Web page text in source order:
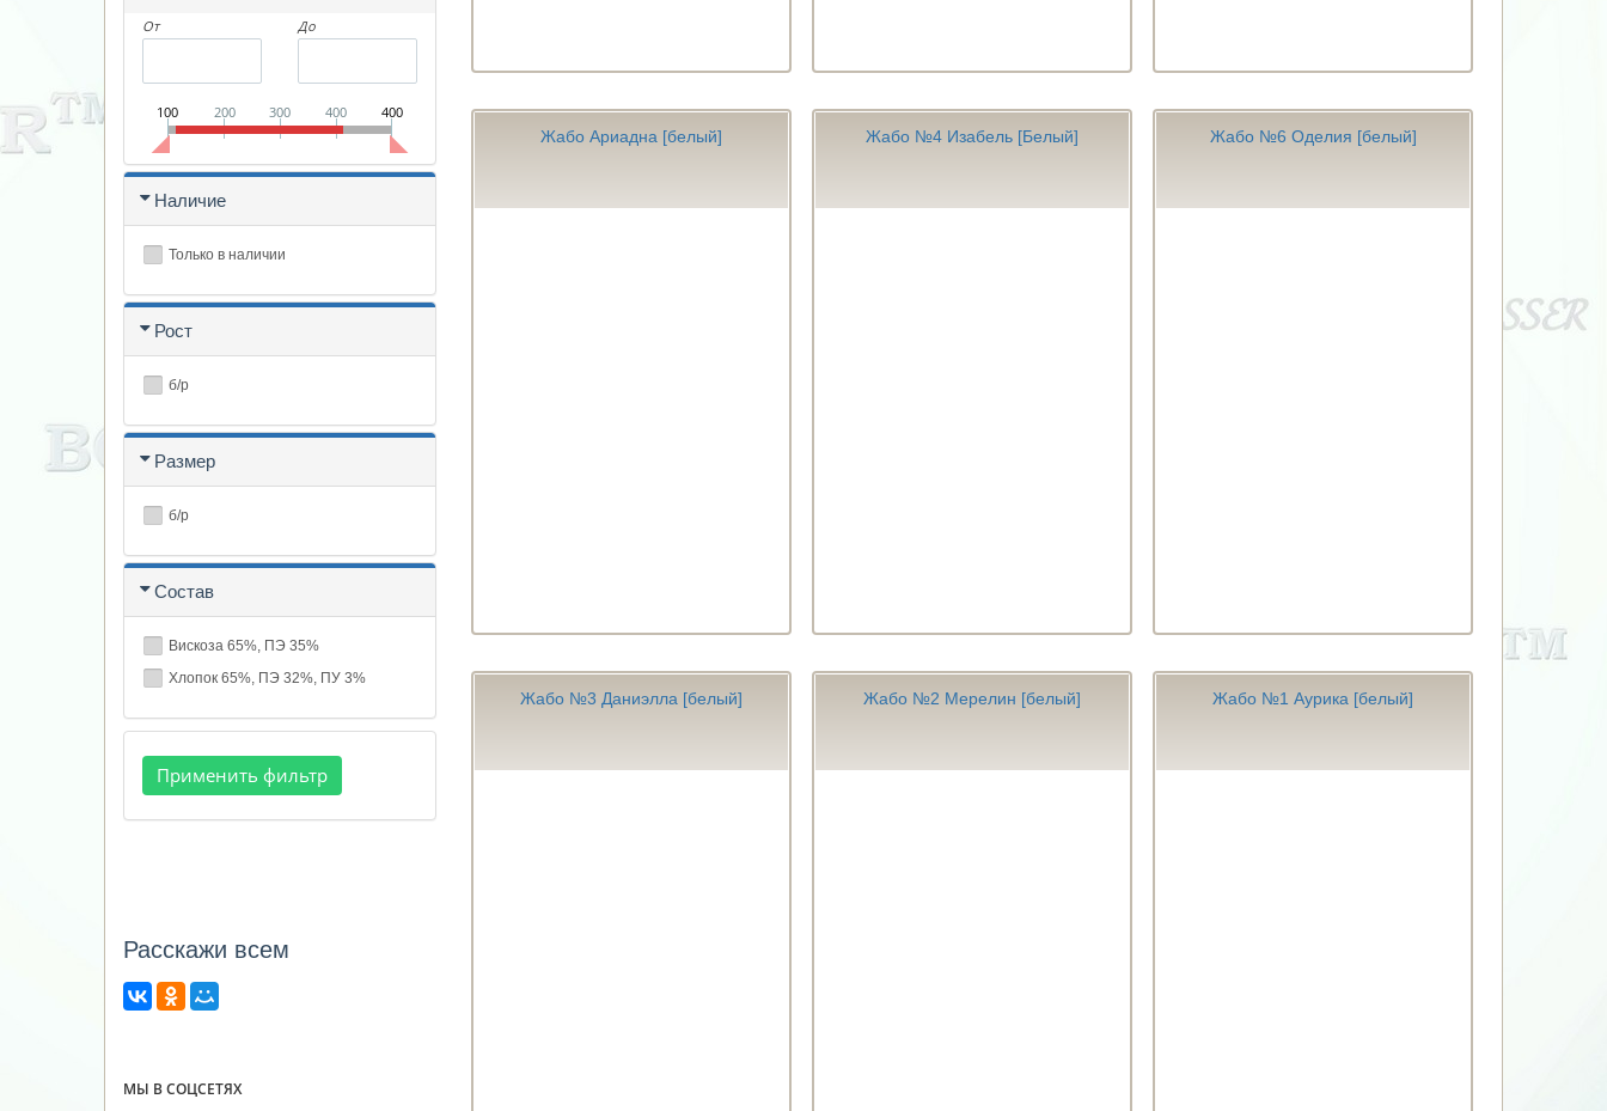
От До
100 200 300 400 400
Наличие
Только в наличии
Рост
б/р
Размер
б/р
Состав
Вискоза 65%, ПЭ 35%
Хлопок 65%, ПЭ 32%, ПУ 3%
Расcкажи всем
МЫ В СОЦСЕТЯХ
Жабо Ариадна [белый] Жабо №4 Изабель [Белый] Жабо №6 Оделия [белый]
Жабо №3 Даниэлла [белый] Жабо №2 Мерелин [белый] Жабо №1 Аурика [белый]